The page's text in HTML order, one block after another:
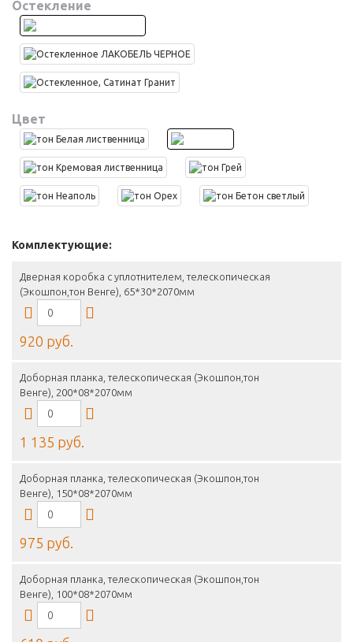
Остекление
Цвет
Комплектующие:
Дверная коробка с уплотнителем, телескопическая
(Экошпон,тон Венге), 65*30*2070мм
920 руб.
Доборная планка, телескопическая (Экошпон,тон
Венге), 200*08*2070мм
1 135 руб.
Доборная планка, телескопическая (Экошпон,тон
Венге), 150*08*2070мм
975 руб.
Доборная планка, телескопическая (Экошпон,тон
Венге), 100*08*2070мм